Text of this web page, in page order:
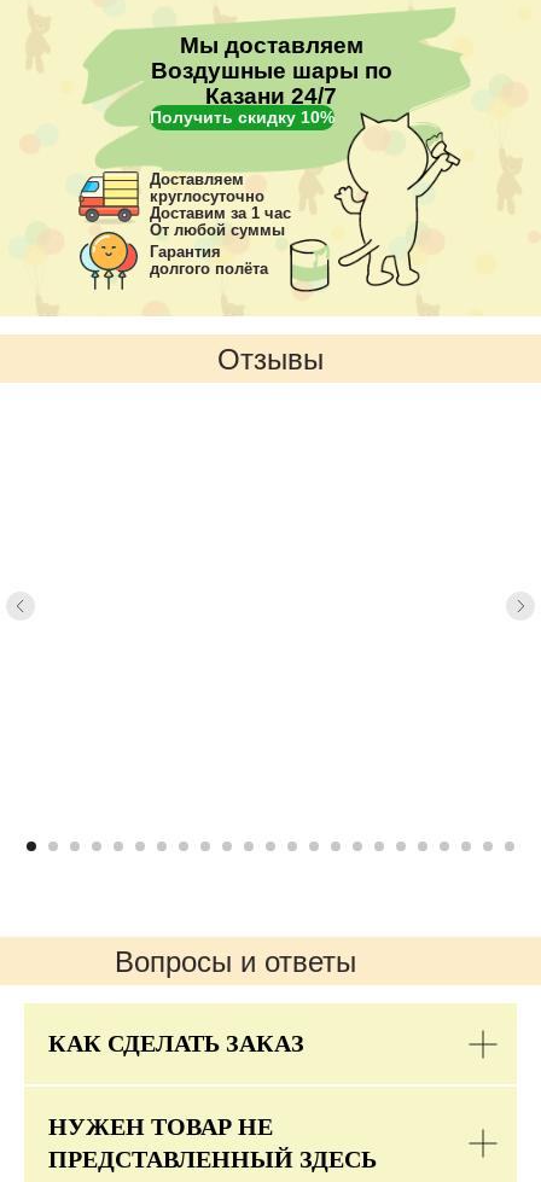
Мы доставляем
Воздушные шары по
Казани 24/7
Получить скидку 10%
Доставляем
круглосуточно
Доставим за 1 час
От любой суммы
Гарантия
долгого полёта
Отзывы
Вопросы и ответы
КАК СДЕЛАТЬ ЗАКАЗ
НУЖЕН ТОВАР НЕ
ПРЕДСТАВЛЕННЫЙ ЗДЕСЬ